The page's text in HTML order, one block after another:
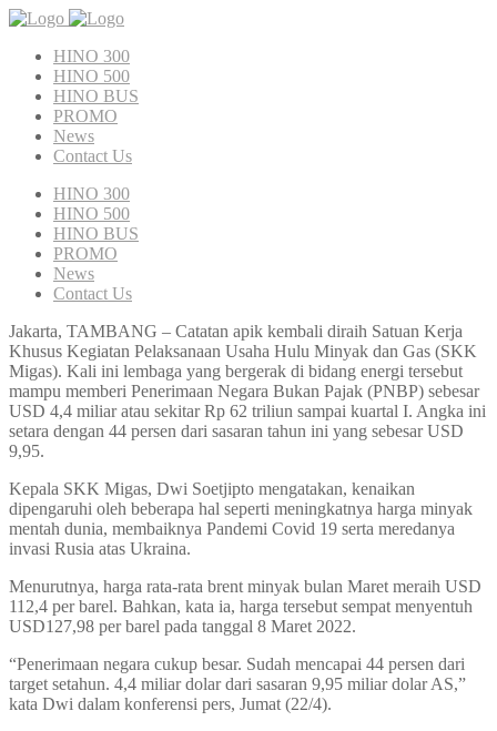
HINO 300
HINO 500
HINO BUS
PROMO
News
Contact Us
HINO 300
HINO 500
HINO BUS
PROMO
News
Contact Us
Jakarta, TAMBANG – Catatan apik kembali diraih Satuan Kerja
Khusus Kegiatan Pelaksanaan Usaha Hulu Minyak dan Gas (SKK
Migas). Kali ini lembaga yang bergerak di bidang energi tersebut
mampu memberi Penerimaan Negara Bukan Pajak (PNBP) sebesar
USD 4,4 miliar atau sekitar Rp 62 triliun sampai kuartal I. Angka ini
setara dengan 44 persen dari sasaran tahun ini yang sebesar USD
9,95.
Kepala SKK Migas, Dwi Soetjipto mengatakan, kenaikan
dipengaruhi oleh beberapa hal seperti meningkatnya harga minyak
mentah dunia, membaiknya Pandemi Covid 19 serta meredanya
invasi Rusia atas Ukraina.
Menurutnya, harga rata-rata brent minyak bulan Maret meraih USD
112,4 per barel. Bahkan, kata ia, harga tersebut sempat menyentuh
USD127,98 per barel pada tanggal 8 Maret 2022.
“Penerimaan negara cukup besar. Sudah mencapai 44 persen dari
target setahun. 4,4 miliar dolar dari sasaran 9,95 miliar dolar AS,”
kata Dwi dalam konferensi pers, Jumat (22/4).